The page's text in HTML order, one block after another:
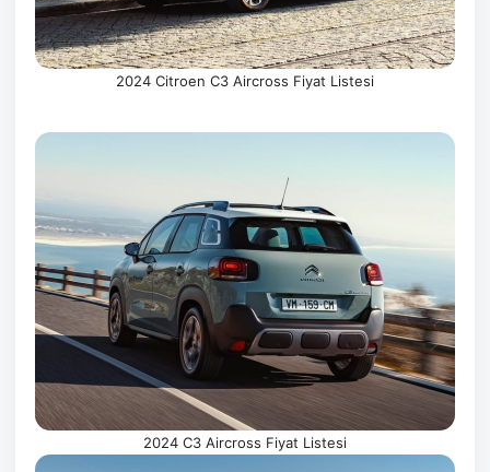
2024 Citroen C3 Aircross Fiyat Listesi
2024 C3 Aircross Fiyat Listesi